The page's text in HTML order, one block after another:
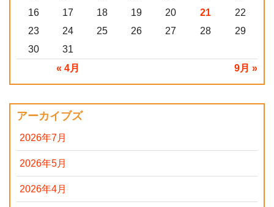
« 4月 9月 »
16
17 18 19 20 21
22
23
24 25 26 27 28
29
30
31
アーカイブズ
2026年7月
2026年5月
2026年4月